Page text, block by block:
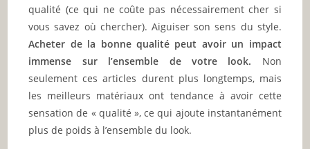
qualité (ce qui ne coûte pas nécessairement cher si
vous savez où chercher). Aiguiser son sens du style.
Acheter de la bonne qualité peut avoir un impact
immense sur l’ensemble de votre look. Non
seulement ces articles durent plus longtemps, mais
les meilleurs matériaux ont tendance à avoir cette
sensation de « qualité », ce qui ajoute instantanément
plus de poids à l’ensemble du look.